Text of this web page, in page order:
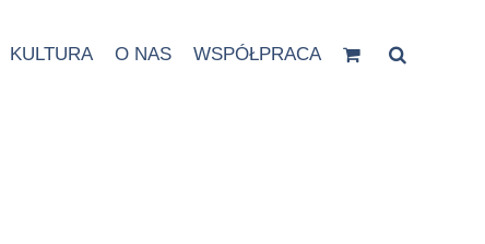
KULTURA O NAS WSPÓŁPRACA